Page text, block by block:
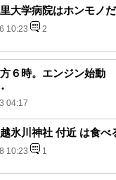
大学病院はホンモノだ
10:23 2
６時。エンジン始動
04:17
氷川神社 付近 は食べ
10:23 1